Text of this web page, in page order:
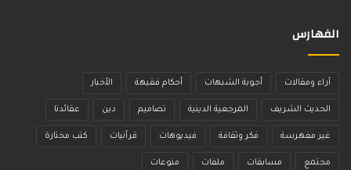
الفهارس
آراء ومقالات أجوبة الشبهات أحكام فقيهة الأخبار
الحديث الشريف المرجعية الدينية تصاميم دين عقائدنا
غير مفهرسة فكر وثقافة فيديوهات قرآنيات كتب مختارة
مجتمع مسابقات ملفات منوعات